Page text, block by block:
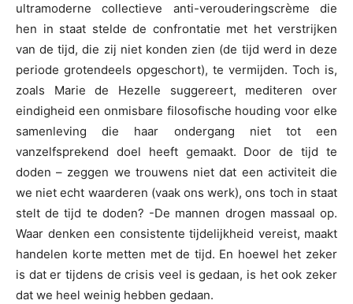
ultramoderne collectieve anti-verouderingscrème die
hen in staat stelde de confrontatie met het verstrijken
van de tijd, die zij niet konden zien (de tijd werd in deze
periode grotendeels opgeschort), te vermijden. Toch is,
zoals Marie de Hezelle suggereert, mediteren over
eindigheid een onmisbare filosofische houding voor elke
samenleving die haar ondergang niet tot een
vanzelfsprekend doel heeft gemaakt. Door de tijd te
doden – zeggen we trouwens niet dat een activiteit die
we niet echt waarderen (vaak ons werk), ons toch in staat
stelt de tijd te doden? -De mannen drogen massaal op.
Waar denken een consistente tijdelijkheid vereist, maakt
handelen korte metten met de tijd. En hoewel het zeker
is dat er tijdens de crisis veel is gedaan, is het ook zeker
dat we heel weinig hebben gedaan.